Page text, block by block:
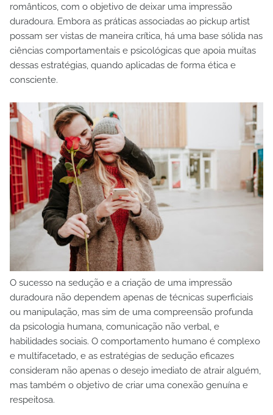
românticos, com o objetivo de deixar uma impressão
duradoura. Embora as práticas associadas ao pickup artist
possam ser vistas de maneira crítica, há uma base sólida nas
ciências comportamentais e psicológicas que apoia muitas
dessas estratégias, quando aplicadas de forma ética e
consciente.
O sucesso na sedução e a criação de uma impressão
duradoura não dependem apenas de técnicas superficiais
ou manipulação, mas sim de uma compreensão profunda
da psicologia humana, comunicação não verbal, e
habilidades sociais. O comportamento humano é complexo
e multifacetado, e as estratégias de sedução eficazes
consideram não apenas o desejo imediato de atrair alguém,
mas também o objetivo de criar uma conexão genuína e
respeitosa.